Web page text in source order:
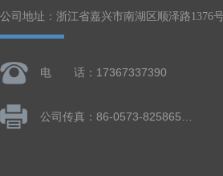
公司地址：浙江省嘉兴市南湖区顺泽路1376
电 话：17367337390